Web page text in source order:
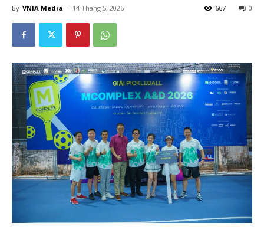
By VNIA Media - 14 Tháng 5, 2026 0
667